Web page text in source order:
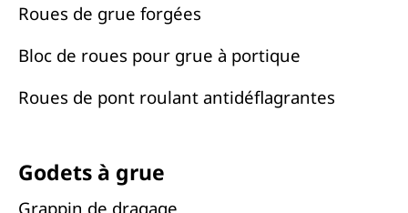
Roues de grue forgées
Bloc de roues pour grue à portique
Roues de pont roulant antidéflagrantes
Godets à grue
Grappin de dragage